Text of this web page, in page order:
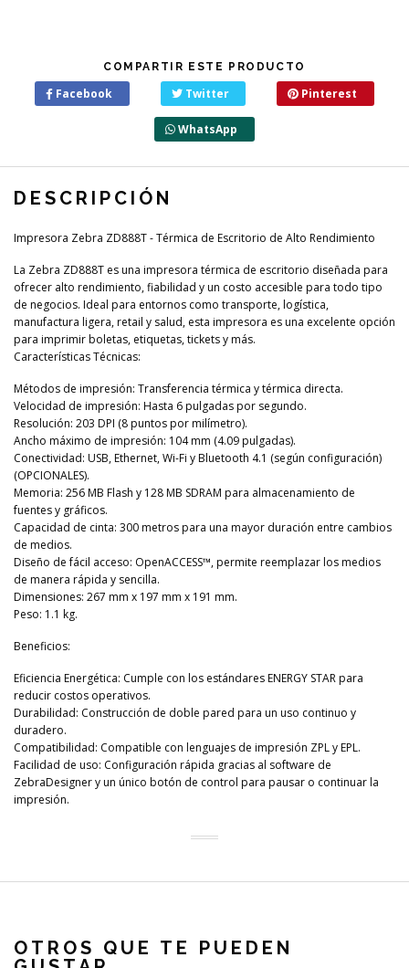
COMPARTIR ESTE PRODUCTO
Facebook Twitter Pinterest
WhatsApp
DESCRIPCIÓN
Impresora Zebra ZD888T - Térmica de Escritorio de Alto Rendimiento
La Zebra ZD888T es una impresora térmica de escritorio diseñada para
ofrecer alto rendimiento, fiabilidad y un costo accesible para todo tipo
de negocios. Ideal para entornos como transporte, logística,
manufactura ligera, retail y salud, esta impresora es una excelente opción
para imprimir boletas, etiquetas, tickets y más.
Características Técnicas:
Métodos de impresión: Transferencia térmica y térmica directa.
Velocidad de impresión: Hasta 6 pulgadas por segundo.
Resolución: 203 DPI (8 puntos por milímetro).
Ancho máximo de impresión: 104 mm (4.09 pulgadas).
Conectividad: USB, Ethernet, Wi-Fi y Bluetooth 4.1 (según configuración)
(OPCIONALES).
Memoria: 256 MB Flash y 128 MB SDRAM para almacenamiento de
fuentes y gráficos.
Capacidad de cinta: 300 metros para una mayor duración entre cambios
de medios.
Diseño de fácil acceso: OpenACCESS™, permite reemplazar los medios
de manera rápida y sencilla.
Dimensiones: 267 mm x 197 mm x 191 mm.
Peso: 1.1 kg.
Beneficios:
Eficiencia Energética: Cumple con los estándares ENERGY STAR para
reducir costos operativos.
Durabilidad: Construcción de doble pared para un uso continuo y
duradero.
Compatibilidad: Compatible con lenguajes de impresión ZPL y EPL.
Facilidad de uso: Configuración rápida gracias al software de
ZebraDesigner y un único botón de control para pausar o continuar la
impresión.
OTROS QUE TE PUEDEN